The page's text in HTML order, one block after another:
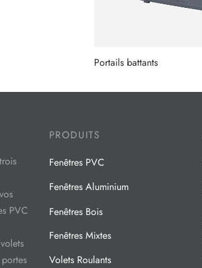
Portails battants
PVC
PRODUITS
Fenêtres PVC
Fenêtres Aluminium
Fenêtres Bois
Fenêtres Mixtes
Volets Roulants